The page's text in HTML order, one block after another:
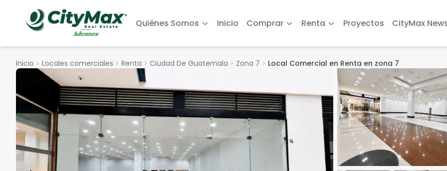
Quiénes Somos Inicio Comprar Renta Proyectos CityMax
Inicio chevron_right Locales comerciales chevron_right Renta chevron_right Ciudad De Guatemala chevron_right Zona 7 chevron_right Local Comercial en Renta en zona 7